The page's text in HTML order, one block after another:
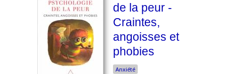
de la peur -
Craintes,
angoisses et
phobies
Anxiété